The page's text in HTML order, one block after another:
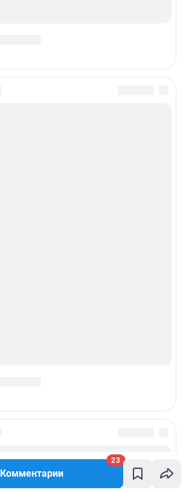
Комментарии
23